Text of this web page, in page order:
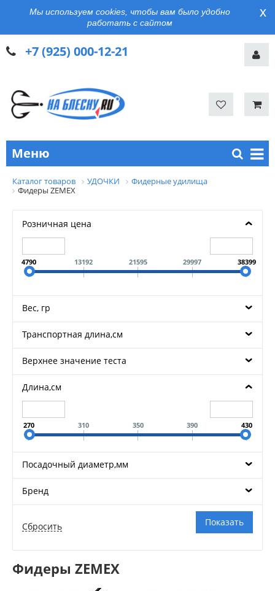
Мы используем cookies, чтобы вам было удобно
работать с сайтом
x
+7 (925) 000-12-21
Меню
Каталог товаров УДОЧКИ
Фидерные удилища
Фидеры ZEMEX
Розничная цена
4790 13192 21595 29997 38399
Вес, гр
Транспортная длина,см
Верхнее значение теста
Длина,см
270 310 350 390 430
Посадочный диаметр,мм
Бренд
Фидеры ZEMEX